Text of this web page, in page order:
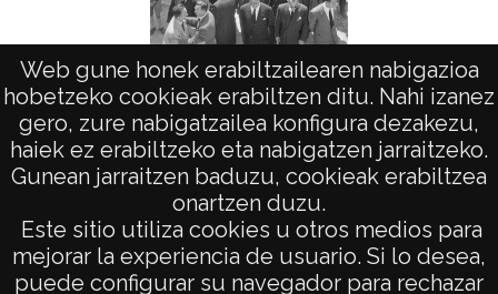
Web gune honek erabiltzailearen nabigazioa
hobetzeko cookieak erabiltzen ditu. Nahi izanez
gero, zure nabigatzailea konfigura dezakezu,
haiek ez erabiltzeko eta nabigatzen jarraitzeko.
Gunean jarraitzen baduzu, cookieak erabiltzea
onartzen duzu.
Este sitio utiliza cookies u otros medios para
mejorar la experiencia de usuario. Si lo desea,
puede configurar su navegador para rechazar
Licencia de las imágenes
CC BY-NC-SA 4.0
Comitiva fúnebre por las calles de Alegría
AVISO LEGAL
POLÍTICA DE PRIVACIDAD
ACCESIBILIDAD